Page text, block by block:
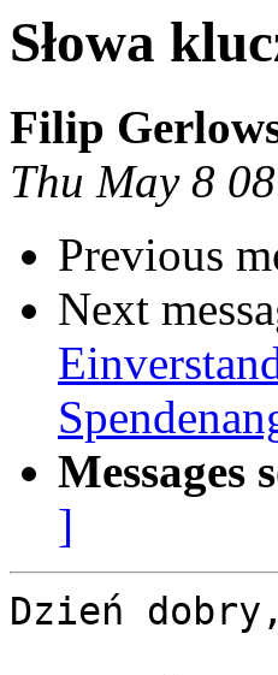
Słowa
Filip
Thu May 8
Previous
Next
Messages
]
Dzień dobry,